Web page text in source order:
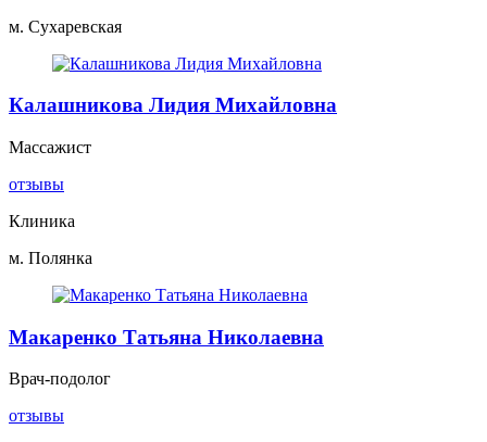
м. Сухаревская
Калашникова Лидия Михайловна
Массажист
отзывы
Клиника
м. Полянка
Макаренко Татьяна Николаевна
Врач-подолог
отзывы